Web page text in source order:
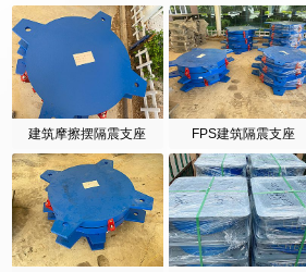
建筑摩擦摆隔震支座 FPS建筑隔震支座